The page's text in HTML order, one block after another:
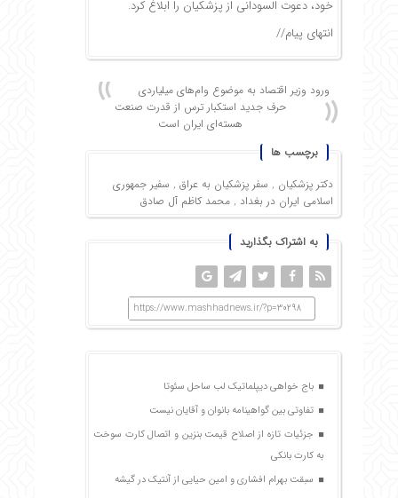
خود، دعوت السودانی از پزشکیان را ابلاغ کرد.
انتهای پیام//
ورود وزیر اقتصاد به موضوع وام‌های میلیاردی
حرف جدید استکبار ترس از قدرت صنعت
هسته‌ای ایران است
برچسب ها
دکتر پزشکیان , سفر پزشکیان به عراق , سفیر جمهوری
اسلامی ایران در بغداد , محمد کاظم آل صادق
به اشتراک بگذارید
https://www.mashhadnews.ir/?p=30298
باج خواهی دیپلماتیک لب ساحل سئوتا
تفاوتی بین گواهینامه بانوان و آقایان نیست
جزئیات تازه از اصلاح قیمت بنزین و اتصال کارت سوخت
به کارت بانکی
سبقت بهرام افشاری و امین حیایی از آنتیک در گیشه